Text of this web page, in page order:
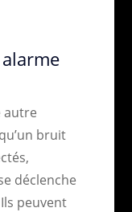
bruit
déclenche
peuvent